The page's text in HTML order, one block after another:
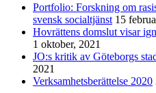
Portfolio: Forskning om
svensk socialtjänst 15
Hovrättens domslut visar
1 oktober, 2021
JO:s kritik av Göteborgs
2021
Verksamhetsberättelse 2020